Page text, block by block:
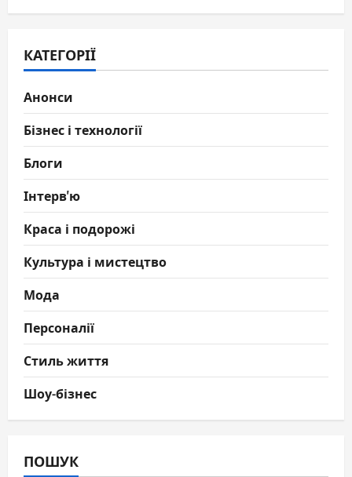
КАТЕГОРІЇ
Анонси
Бізнес і технології
Блоги
Інтерв'ю
Краса і подорожі
Культура і мистецтво
Мода
Персоналії
Стиль життя
Шоу-бізнес
ПОШУК